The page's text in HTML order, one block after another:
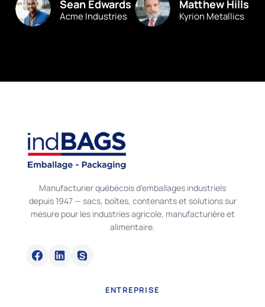
Sean Edwards
Acme Industries
Matthew Hills
Kyrion Metallics
Manufacturier québécois d'emballages industriels
depuis 1947 — sacs, boîtes, contenants et solutions sur
mesure pour les industries agricole, manufacturière et
alimentaire.
ENTREPRISE